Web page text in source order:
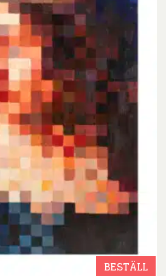
BESTÄLL